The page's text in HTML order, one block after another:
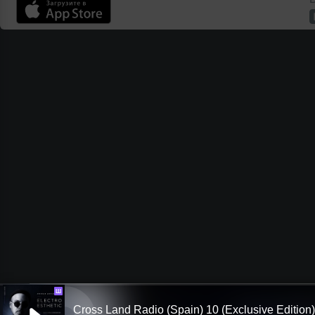
Ш
Cross Land Radio (Spain) 10 (Exclusive Edition)